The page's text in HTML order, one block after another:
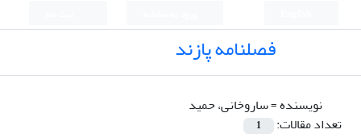
فصلنامه پازند
نویسنده =ساروخانی، حمید
تعداد مقالات:
1